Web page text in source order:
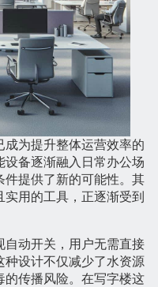
为提升整体运营效率的
备逐渐融入日常办公场
件提供了新的可能性。其
用的工具，正逐渐受到
自动开关，用户无需直接
种设计不仅减少了水资源
的传播风险。在写字楼这